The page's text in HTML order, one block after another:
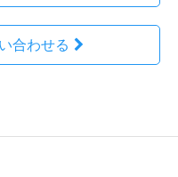
合わせる